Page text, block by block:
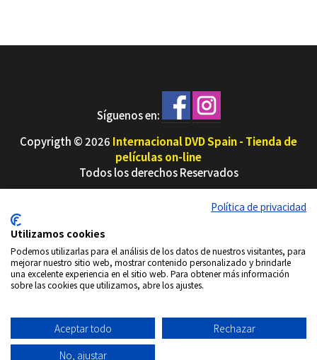
Síguenos en:
Copyrigth © 2026 Internacional DVD Spain - Tienda de
películas on-line
Todos los derechos Reservados
de uso
Somos
Política de privacidad
Utilizamos cookies
Podemos utilizarlas para el análisis de los datos de nuestros visitantes, para
mejorar nuestro sitio web, mostrar contenido personalizado y brindarle
una excelente experiencia en el sitio web. Para obtener más información
sobre las cookies que utilizamos, abre los ajustes.
Aceptar todo
Rechazar
No, ajustar